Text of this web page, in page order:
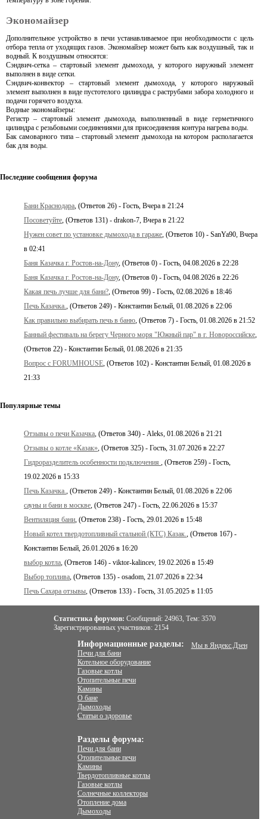
Экономайзер
Дополнительное устройство в печи устанавливаемое при необходимости с цель
отбора тепла от уходящих газов. Экономайзер может быть как воздушный, так и
водный. К воздушным относятся:
Сэндвич-сетка – стартовый элемент дымохода, у которого наружный элемент
выполнен в виде сетки.
Сэндвич-конвектор – стартовый элемент дымохода, у которого наружный
элемент выполнен в виде пустотелого цилиндра с раструбами забора холодного и
подачи горячего воздуха.
Водные экономайзеры:
Регистр – стартовый элемент дымохода, выполненный в виде герметичного
цилиндра с резьбовыми соединениями для присоединения контура нагрева воды.
Бак самоварного типа – стартовый элемент дымохода на котором располагается
бак для воды.
Последние сообщения форума
Бани Краснодара , (Ответов 26) - Гость, Вчера в 21:24
Посоветуйте , (Ответов 131) - drakon-7, Вчера в 21:22
Нужен совет по установке дымохода в гараже , (Ответов 10) - SanYa90, Вчера
в 02:41
Баня Казачка г. Ростов-на-Дону, (Ответов 0) - Гость, 04.08.2026 в 22:28
Баня Казачка г. Ростов-на-Дону, (Ответов 0) - Гость, 04.08.2026 в 22:26
Какая печь лучше для бани? , (Ответов 99) - Гость, 02.08.2026 в 18:46
Печь Казачка.
, (Ответов 249) - Константин Белый, 01.08.2026 в 22:06
Как правильно выбирать печь в баню , (Ответов 7) - Гость, 01.08.2026 в 21:52
Банный фестиваль на берегу Черного моря "Южный пар" в г. Новороссийске
(Ответов 22) - Константин Белый, 01.08.2026 в 21:35
Вопрос с FORUMHOUSE , (Ответов 102) - Константин Белый, 01.08.2026 в
21:33
Популярные темы
Отзывы о печи Казачка, (Ответов 340) - Aleks, 01.08.2026 в 21:21
Отзывы о котле «Казак», (Ответов 325) - Гость, 31.07.2026 в 22:27
Гидроразделитель особенности подключения , (Ответов 259) - Гость,
19.02.2026 в 15:33
Печь Казачка., (Ответов 249) - Константин Белый, 01.08.2026 в 22:06
сауны и бани в москве, (Ответов 247) - Гость, 22.06.2026 в 15:37
Вентиляция бани, (Ответов 238) - Гость, 29.01.2026 в 15:48
Новый котел твердотопливный стальной (КТС) Казак., (Ответов 167) -
Константин Белый, 26.01.2026 в 16:20
выбор котла, (Ответов 146) - viktor-kalincev, 19.02.2026 в 15:49
Выбор топлива, (Ответов 135) - osadom, 21.07.2026 в 22:34
Печь Сахара отзывы, (Ответов 133) - Гость, 31.05.2025 в 11:05
Статистика форумов: Сообщений: 24963, Тем: 3570
Зарегистрированных участников: 2154
Мы в Яндекс.Дзен
Информационные разделы:
Печи для бани
Котельное оборудование
Газовые котлы
Отопительные печи
Камины
О бане
Дымоходы
Статьи о здоровье
Разделы форума:
Печи для бани
Отопительные печи
Камины
Твердотопливные котлы
Газовые котлы
Солнечные коллекторы
Отопление дома
Дымоходы